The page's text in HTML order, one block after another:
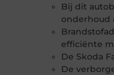
Bij dit
onderhoud
efficiënte
De Skoda
De